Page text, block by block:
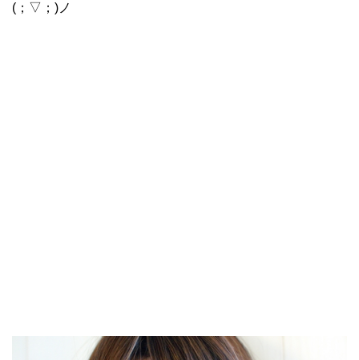
(；▽；)ノ